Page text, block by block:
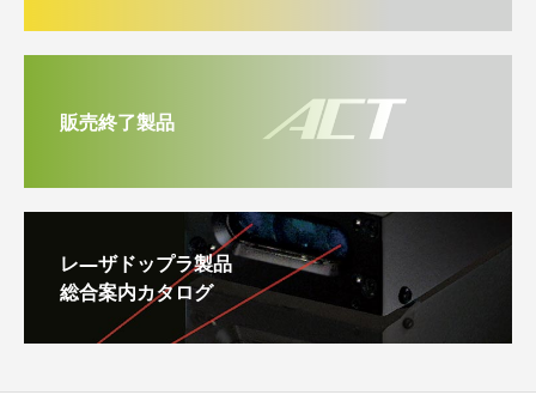
販売終了製品
レ―ザドップラ製品
総合案内カタログ